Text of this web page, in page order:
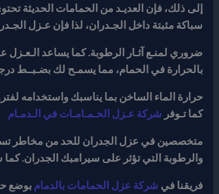
إلى ذلك، فإن العديـد من الحمامات الحديثة
سباكة مثبتة داخل الجـدران، لذا فإن عـزل
ضروري لمنـع آثـار الرطوبة. كما يساعد الـعـزل
بالحرارة في الحمام، مما يسمـح لك بضـبــط
حرارة الماء الساخن بما يناسبك واستخدامه
كما تـوفر شركة عـزل الحـمـامـات في الـدمـام
متخصصين في عزل الجدران للحد من مخاطر
والرطوبة التي تؤثر على سيرامبك الجدران.
فريقنا في شركة عزل الحمامات بالدمام بوضع